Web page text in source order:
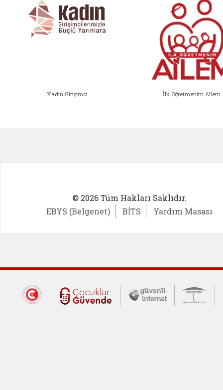
Kadın Girişimci İlk Öğretmenim Ailem
© 2026 Tüm Hakları Saklıdır.
EBYS (Belgenet)
BİTS Yardım Masası
Dış Bağlantılar
Cumhurbaşkanlığı İletişim Merkezi
Çocuklar Güvende (yeni
Güvenli